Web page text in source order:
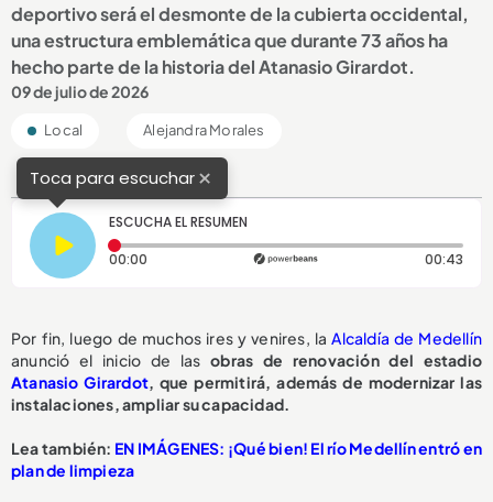
deportivo será el desmonte de la cubierta occidental,
una estructura emblemática que durante 73 años ha
hecho parte de la historia del Atanasio Girardot.
09 de julio de 2026
Local Alejandra Morales
Toca para escuchar×
ESCUCHA EL RESUMEN
00:00 Tiempo transcurrido: 0 segundos 00:43
Por fin, luego de muchos ires y venires, laAlcaldía de Medellín
anunció el inicio de lasobras de renovación del estadio
Atanasio Girardot, que permitirá, además de modernizar las
instalaciones, ampliar su capacidad.
Lea también: EN IMÁGENES: ¡Qué bien! El río Medellín entró en
plan de limpieza